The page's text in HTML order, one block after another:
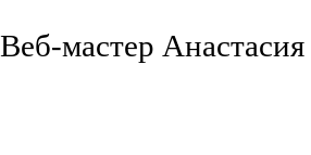
Веб-мастер